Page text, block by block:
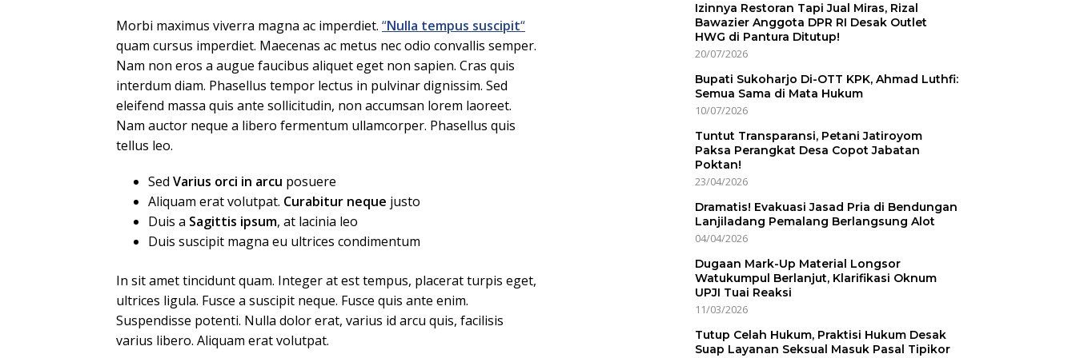
Morbi maximus viverra magna ac imperdiet. “Nulla tempus suscipit“
quam cursus imperdiet. Maecenas ac metus nec odio convallis semper.
Nam non eros a augue faucibus aliquet eget non sapien. Cras quis
interdum diam. Phasellus tempor lectus in pulvinar dignissim. Sed
eleifend massa quis ante sollicitudin, non accumsan lorem laoreet.
Nam auctor neque a libero fermentum ullamcorper. Phasellus quis
tellus leo.
Sed Varius orci in arcu posuere
Aliquam erat volutpat. Curabitur neque justo
Duis a Sagittis ipsum, at lacinia leo
Duis suscipit magna eu ultrices condimentum
In sit amet tincidunt quam. Integer at est tempus, placerat turpis eget,
ultrices ligula. Fusce a suscipit neque. Fusce quis ante enim.
Suspendisse potenti. Nulla dolor erat, varius id arcu quis, facilisis
varius libero. Aliquam erat volutpat.
Izinnya Restoran Tapi Jual Miras, Rizal
Bawazier Anggota DPR RI Desak Outlet
HWG di Pantura Ditutup!
20/07/2026
Bupati Sukoharjo Di-OTT KPK, Ahmad Luthfi:
Semua Sama di Mata Hukum
10/07/2026
Tuntut Transparansi, Petani Jatiroyom
Paksa Perangkat Desa Copot Jabatan
Poktan!
23/04/2026
Dramatis! Evakuasi Jasad Pria di Bendungan
Lanjiladang Pemalang Berlangsung Alot
04/04/2026
Dugaan Mark-Up Material Longsor
Watukumpul Berlanjut, Klarifikasi Oknum
UPJI Tuai Reaksi
11/03/2026
Tutup Celah Hukum, Praktisi Hukum Desak
Suap Layanan Seksual Masuk Pasal Tipikor